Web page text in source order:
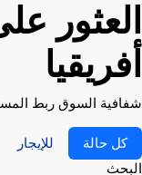
العثور
أفريقيا
شفافية السوق ربط المستثمرين العالميين مع 100 ٪ التحقق من القوائم. لا
كل حالة للإيجار
البحث